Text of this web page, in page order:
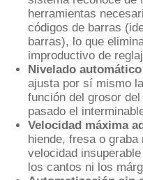
herramientas
códigos de barras
barras), lo que
improductivo de
Nivelado
ajusta por sí mismo
función del grosor
pasado el
Velocidad máxima
hiende, fresa o
velocidad
los cantos ni los